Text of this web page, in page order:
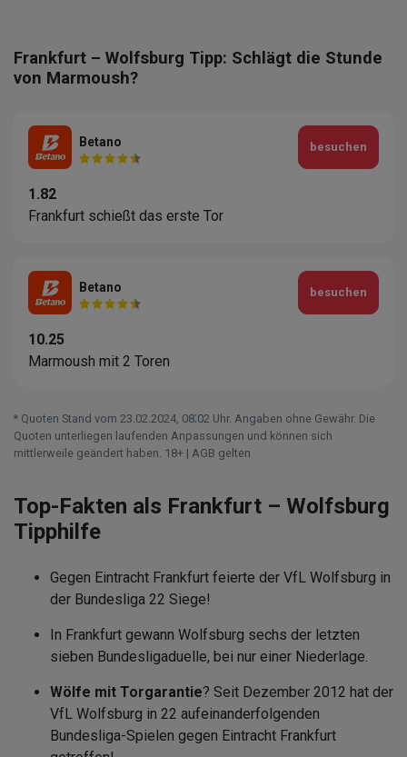
Frankfurt – Wolfsburg Tipp: Schlägt die Stunde
von Marmoush?
Betano
1.82
Frankfurt schießt das erste Tor
besuchen
Betano
10.25
Marmoush mit 2 Toren
besuchen
* Quoten Stand vom 23.02.2024‚ 08⁚02 Uhr. Angaben ohne Gewähr. Die
Quoten unterliegen laufenden Anpassungen und können sich
mittlerweile geändert haben. 18+ | AGB gelten
Top-Fakten als Frankfurt – Wolfsburg
Tipphilfe
Gegen Eintracht Frankfurt feierte der VfL Wolfsburg in
der Bundesliga 22 Siege!
In Frankfurt gewann Wolfsburg sechs der letzten
sieben Bundesligaduelle, bei nur einer Niederlage.
Wölfe mit Torgarantie? Seit Dezember 2012 hat der
VfL Wolfsburg in 22 aufeinanderfolgenden
Bundesliga-Spielen gegen Eintracht Frankfurt